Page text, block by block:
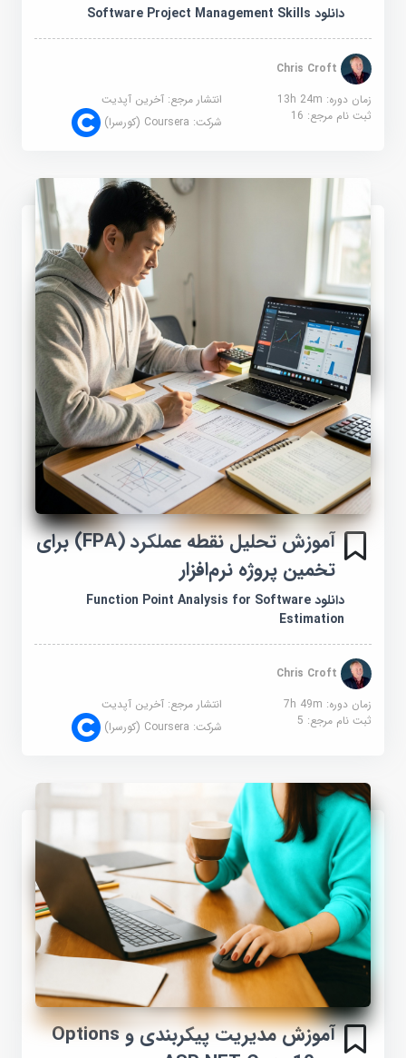
دانلود Software Project Management Skills
Chris Croft
زمان دوره: 13h 24m
انتشار مرجع:آخرین آپدیت
ثبت نام مرجع:16 شرکت:Coursera (کورسرا)
آموزش تحلیل نقطه عملکرد (FPA) برای
تخمین پروژه نرم‌افزار
دانلود Function Point Analysis for Software
Estimation
Chris Croft
زمان دوره: 7h 49m
انتشار مرجع:آخرین آپدیت
ثبت نام مرجع:5 شرکت:Coursera (کورسرا)
آموزش مدیریت پیکربندی و Options